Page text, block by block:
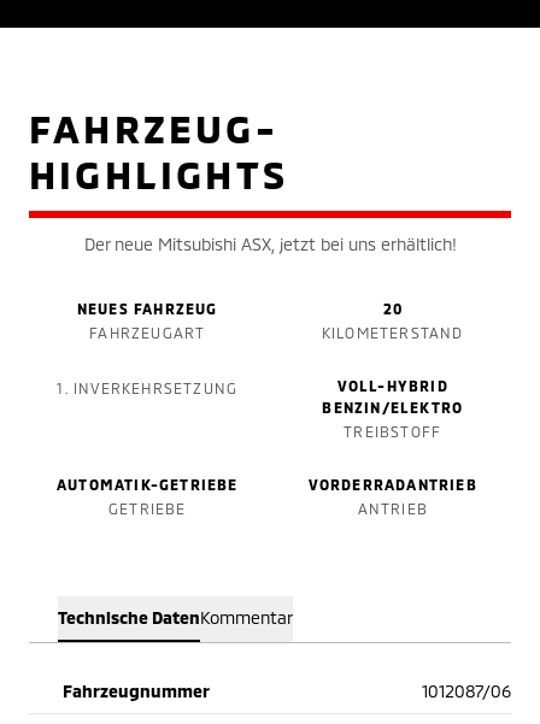
FAHRZEUG-
HIGHLIGHTS
Der neue Mitsubishi ASX, jetzt bei uns erhältlich!
NEUES FAHRZEUG
FAHRZEUGART
20
KILOMETERSTAND
1. INVERKEHRSETZUNG
VOLL-HYBRID
BENZIN/ELEKTRO
TREIBSTOFF
AUTOMATIK-GETRIEBE
GETRIEBE
VORDERRADANTRIEB
ANTRIEB
Technische DatenKommentar
Fahrzeugnummer 1012087/06